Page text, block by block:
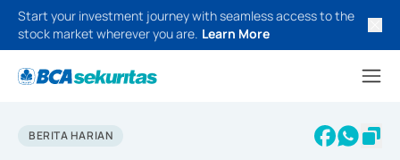
Start your investment journey with seamless access to the
stock market wherever you are. Learn More
BERITA HARIAN